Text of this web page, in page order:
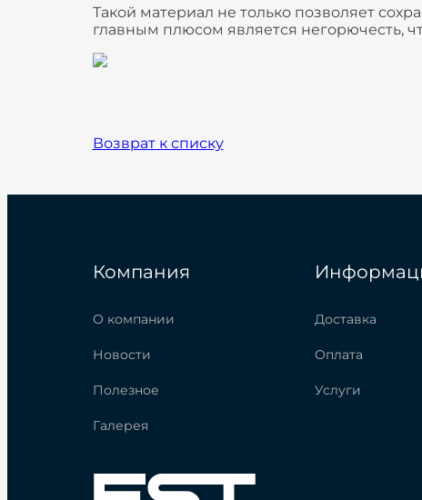
Такой материал не только позволяет
главным плюсом является негорючесть,
Возврат к списку
Компания
О компании
Новости
Полезное
Галерея
Доставка
Оплата
Услуги